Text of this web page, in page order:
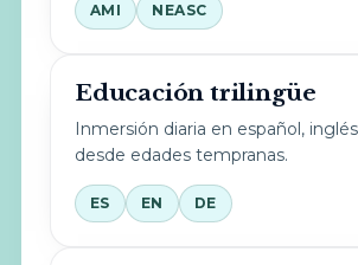
AMI NEASC
Educación trilingüe
Inmersión diaria en español,
desde edades tempranas.
ES EN DE